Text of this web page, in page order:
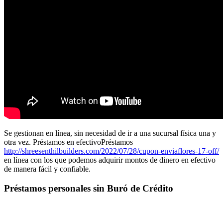
Se gestionan en línea, sin necesidad de ir a una sucursal física una y
otra vez. Préstamos en efectivoPréstamos
http://shreesenthilbuilders.com/2022/07/28/cupon-enviaflores-17-off/
en línea con los que podemos adquirir montos de dinero en efectivo
de manera fácil y confiable.
Préstamos personales sin Buró de Crédito